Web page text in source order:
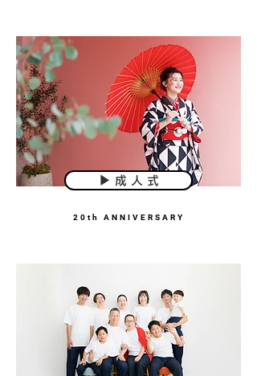
▶︎ 成 人 式
20th ANNIVERSARY